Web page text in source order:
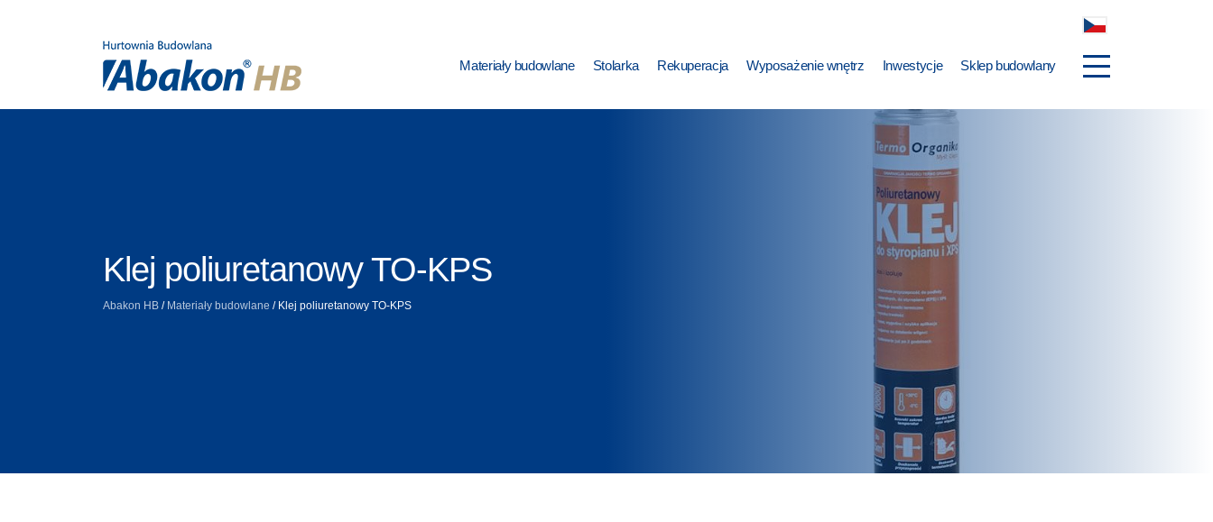
Materiały budowlane Stolarka Rekuperacja Wyposażenie wnętrz Inwestycje Sklep budowlany
Klej poliuretanowy TO-KPS
Abakon HB / Materiały budowlane / Klej poliuretanowy TO-KPS